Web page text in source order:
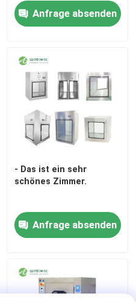
Anfrage absenden
- Das ist ein sehr
schönes Zimmer.
Anfrage absenden